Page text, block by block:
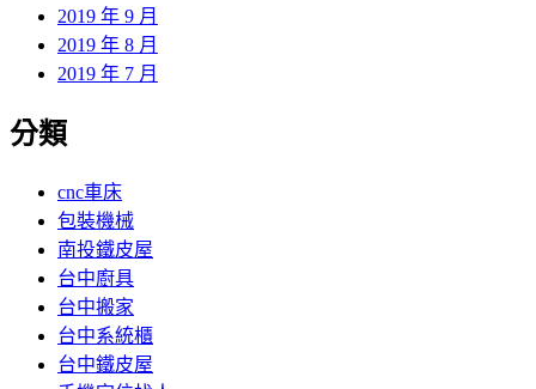
2019 年 9 月
2019 年 8 月
2019 年 7 月
分類
cnc車床
包裝機械
南投鐵皮屋
台中廚具
台中搬家
台中系統櫃
台中鐵皮屋